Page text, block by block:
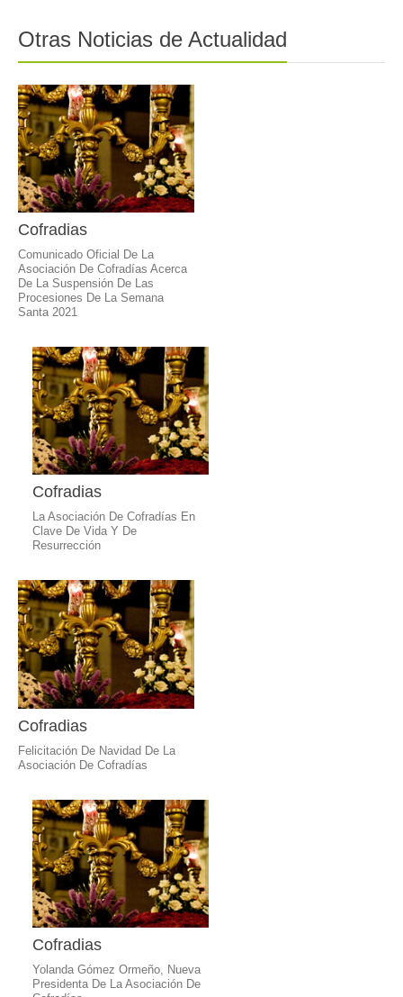
Otras Noticias de Actualidad
Cofradias
Comunicado Oficial De La
Asociación De Cofradías Acerca
De La Suspensión De Las
Procesiones De La Semana
Santa 2021
Cofradias
La Asociación De Cofradías En
Clave De Vida Y De
Resurrección
Cofradias
Felicitación De Navidad De La
Asociación De Cofradías
Cofradias
Yolanda Gómez Ormeño, Nueva
Presidenta De La Asociación De